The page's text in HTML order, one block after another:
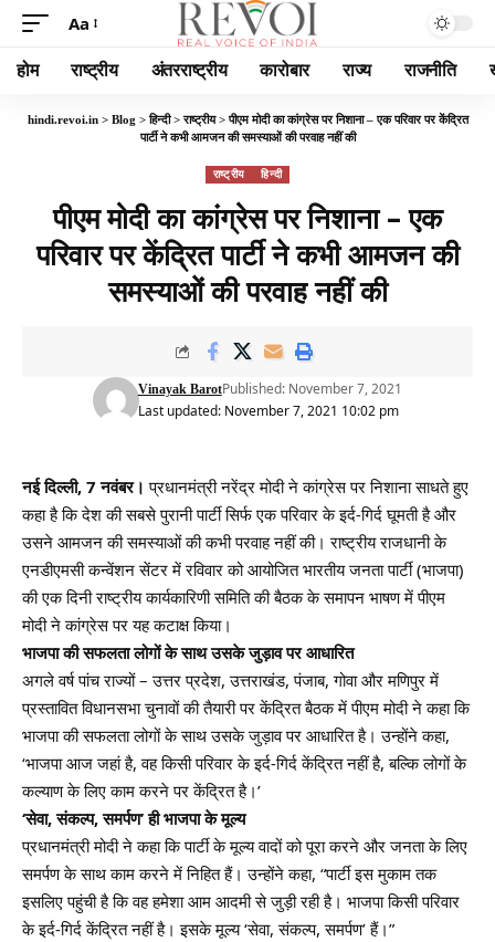
Aa
होम राष्ट्रीय अंतरराष्ट्रीय कारोबार राज्य राजनीति
hindi.revoi.in> Blog >हिन्दी>राष्ट्रीय>पीएम मोदी का कांग्रेस पर निशाना – एक परिवार पर केंद्रित
पार्टी ने कभी आमजन की समस्याओं की परवाह नहीं की
राष्ट्रीय हिन्दी
पीएम मोदी का कांग्रेस पर निशाना – एक
परिवार पर केंद्रित पार्टी ने कभी आमजन की
समस्याओं की परवाह नहीं की
Last updated: November 7, 2021 10:02 pm
Vinayak BarotPublished: November 7, 2021
नई दिल्ली, 7 नवंबर। प्रधानमंत्री नरेंद्र मोदी ने कांग्रेस पर निशाना साधते हुए
कहा है कि देश की सबसे पुरानी पार्टी सिर्फ एक परिवार के इर्द-गिर्द घूमती है और
उसने आमजन की समस्याओं की कभी परवाह नहीं की। राष्ट्रीय राजधानी के
एनडीएमसी कन्वेंशन सेंटर में रविवार को आयोजित भारतीय जनता पार्टी (भाजपा)
की एक दिनी राष्ट्रीय कार्यकारिणी समिति की बैठक के समापन भाषण में पीएम
मोदी ने कांग्रेस पर यह कटाक्ष किया।
भाजपा की सफलता लोगों के साथ उसके जुड़ाव पर आधारित
अगले वर्ष पांच राज्यों – उत्तर प्रदेश, उत्तराखंड, पंजाब, गोवा और मणिपुर में
प्रस्तावित विधानसभा चुनावों की तैयारी पर केंद्रित बैठक में पीएम मोदी ने कहा कि
भाजपा की सफलता लोगों के साथ उसके जुड़ाव पर आधारित है। उन्होंने कहा,
‘भाजपा आज जहां है, वह किसी परिवार के इर्द-गिर्द केंद्रित नहीं है, बल्कि लोगों के
कल्याण के लिए काम करने पर केंद्रित है।’
‘सेवा,संकल्प,समर्पण’ही भाजपा के मूल्य
प्रधानमंत्री मोदी ने कहा कि पार्टी के मूल्य वादों को पूरा करने और जनता के लिए
समर्पण के साथ काम करने में निहित हैं। उन्होंने कहा, “पार्टी इस मुकाम तक
इसलिए पहुंची है कि वह हमेशा आम आदमी से जुड़ी रही है। भाजपा किसी परिवार
के इर्द-गिर्द केंद्रित नहीं है। इसके मूल्य ‘सेवा, संकल्प, समर्पण’ हैं।”